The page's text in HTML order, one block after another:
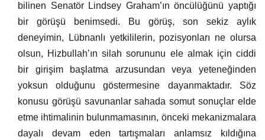
bilinen Senatör Lindsey Graham’ın öncülüğünü yaptığı
bir görüşü benimsedi. Bu görüş, son sekiz aylık
deneyimin, Lübnanlı yetkililerin, pozisyonları ne olursa
olsun, Hizbullah’ın silah sorununu ele almak için ciddi
bir girişim başlatma arzusundan veya yeteneğinden
yoksun olduğunu göstermesine dayanmaktadır. Söz
konusu görüşü savunanlar sahada somut sonuçlar elde
etme ihtimalinin bulunmamasının, önceki mekanizmalara
dayalı devam eden tartışmaları anlamsız kıldığına